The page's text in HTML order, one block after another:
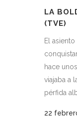
LA
(TVE)
El
hace
viajaba a
pérfida
22